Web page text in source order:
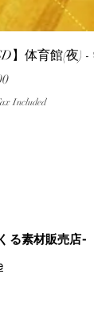
】体育館(夜)
Included
る素材販売店-